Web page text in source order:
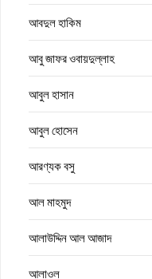
আবদুল হাকিম
আবু জাফর ওবায়দুল্লাহ
আবুল হাসান
আবুল হোসেন
আরণ্যক বসু
আল মাহমুদ
আলাউদ্দিন আল আজাদ
আলাওল